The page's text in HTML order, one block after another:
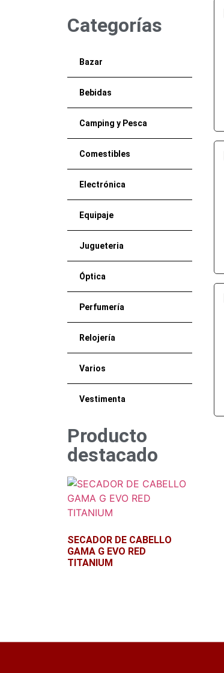
Categorías
Bazar
Bebidas
Camping y Pesca
Comestibles
Electrónica
Equipaje
Jugueteria
Óptica
Perfumería
Relojería
Varios
Vestimenta
Producto
destacado
SECADOR DE CABELLO
GAMA G EVO RED
TITANIUM